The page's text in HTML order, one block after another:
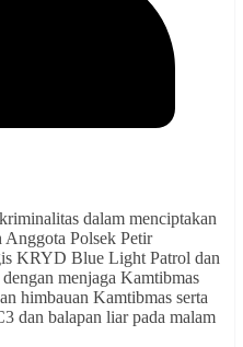
dalam menciptakan
Polsek Petir
KRYD Blue Light Patrol dan
menjaga Kamtibmas
himbauan Kamtibmas serta
dan balapan liar pada malam